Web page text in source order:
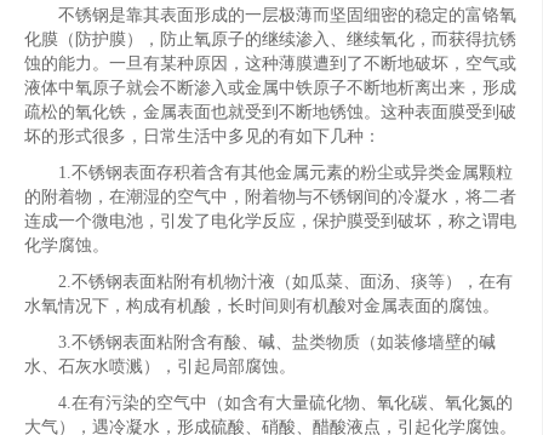
不锈钢是靠其表面形成的一层极薄而坚固细密的稳定的富铬氧
化膜（防护膜），防止氧原子的继续渗入、继续氧化，而获得抗锈
蚀的能力。一旦有某种原因，这种薄膜遭到了不断地破坏，空气或
液体中氧原子就会不断渗入或金属中铁原子不断地析离出来，形成
疏松的氧化铁，金属表面也就受到不断地锈蚀。这种表面膜受到破
坏的形式很多，日常生活中多见的有如下几种：
1.不锈钢表面存积着含有其他金属元素的粉尘或异类金属颗粒
的附着物，在潮湿的空气中，附着物与不锈钢间的冷凝水，将二者
连成一个微电池，引发了电化学反应，保护膜受到破坏，称之谓电
化学腐蚀。
2.不锈钢表面粘附有机物汁液（如瓜菜、面汤、痰等），在有
水氧情况下，构成有机酸，长时间则有机酸对金属表面的腐蚀。
3.不锈钢表面粘附含有酸、碱、盐类物质（如装修墙壁的碱
水、石灰水喷溅），引起局部腐蚀。
4.在有污染的空气中（如含有大量硫化物、氧化碳、氧化氮的
大气），遇冷凝水，形成硫酸、硝酸、醋酸液点，引起化学腐蚀。